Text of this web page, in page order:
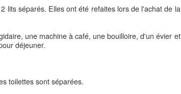
lits séparés. Elles ont été refaites lors de l'achat de la
une machine à café, une bouilloire, d'un évier et
déjeuner.
toilettes sont séparées.